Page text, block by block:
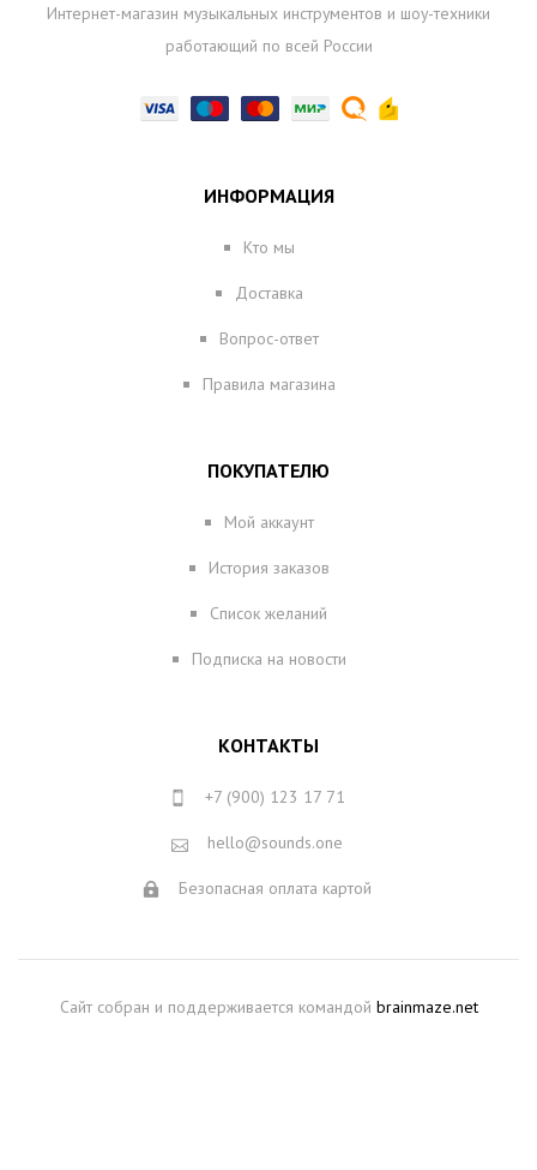
Интернет-магазин музыкальных инструментов и шоу-техники
работающий по всей России
ИНФОРМАЦИЯ
Кто мы
Доставка
Вопрос-ответ
Правила магазина
ПОКУПАТЕЛЮ
Мой аккаунт
История заказов
Список желаний
Подписка на новости
КОНТАКТЫ
+7 (900) 123 17 71
hello@sounds.one
Безопасная оплата картой
Сайт собран и поддерживается командой brainmaze.net